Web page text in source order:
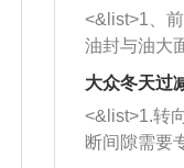
西取出来
的堵塞，就
洗剂对堵塞
放在燃油箱
动时，就可
一圈半的练
圈数。
习，这样就
驾驶车辆
向。
<&list>1、
油封与油大
和发动机内
逐渐减弱，
活塞间隙过
的间隙扩大
大众冬天过
<&list>1.转
断间隙需要